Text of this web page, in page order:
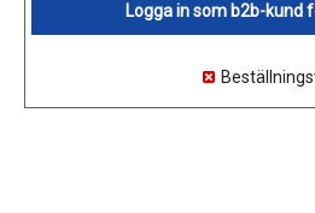
Logga in som b2b-kund